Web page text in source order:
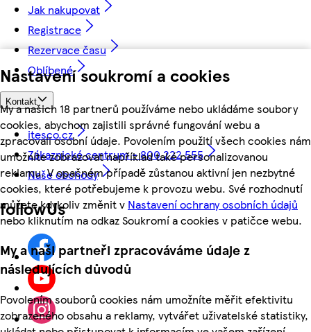
Nastavení soukromí a cookies
My a našich 18 partnerů používáme nebo ukládáme soubory
cookies, abychom zajistili správné fungování webu a
zpracovali osobní údaje. Povolením použití všech cookies nám
umožníte zobrazovat například také personalizovanou
reklamu. V opačném případě zůstanou aktivní jen nezbytné
cookies, které potřebujeme k provozu webu. Své rozhodnutí
můžete kdykoliv změnit v Nastavení ochrany osobních údajů
nebo kliknutím na odkaz Soukromí a cookies v patičce webu.
My a naši partneři zpracováváme údaje z
následujících důvodů
Povolením souborů cookies nám umožníte měřit efektivitu
zobrazeného obsahu a reklamy, vytvářet uživatelské statistiky,
Jak nakupovat
Registrace
Rezervace času
Oblíbené
Kontakt
itesco.cz
Zákaznické centrum - 800 222 555
Naše obchody
followUs